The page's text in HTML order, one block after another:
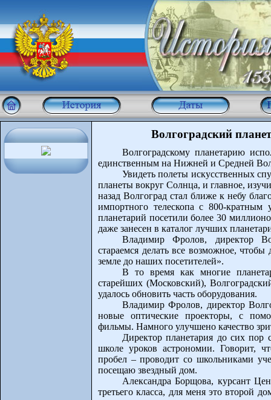
Волгоградский
Волгоградскому планетарию
единственным на Нижней и Средней
Увидеть полеты искусственных
планеты вокруг Солнца, и главное,
назад Волгоград стал ближе к небу
импортного телескопа с 800-
планетарий посетили более 30
даже занесен в каталог лучших
Владимир Фролов, директор
стараемся делать все возможное,
земле до наших посетителей».
В то время как многие
старейших (Московский),
удалось обновить часть оборудования.
Владимир Фролов, директор
новые оптические проекторы, с
фильмы. Намного улучшено качество
Директор планетария до сих пор
школе уроков астрономии. Говорит,
пробел – проводит со школьниками
посещаю звездный дом.
Александра Борщова, курсант
третьего класса, для меня это второй